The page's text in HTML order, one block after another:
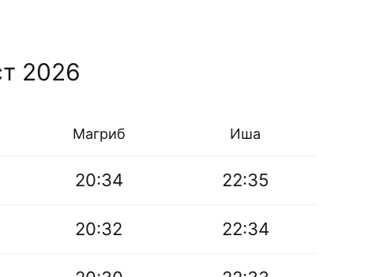
2026
Магриб Иша
20:34 22:35
20:32 22:34